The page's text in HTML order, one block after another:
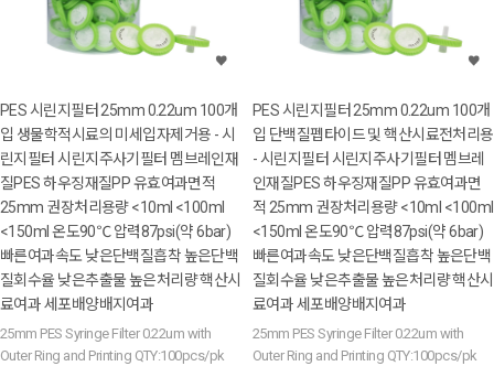
PES 시린지필터 25mm 0.22um 100개
입 생물학적시료의 미세입자제거용 - 시
린지필터 시린지주사기필터 멤브레인재
질PES 하우징재질PP 유효여과면적
25mm 권장처리용량 <10ml <100ml
<150ml 온도90℃ 압력87psi(약 6bar)
빠른여과속도 낮은단백질흡착 높은단백
질회수율 낮은추출물 높은처리량 핵산시
료여과 세포배양배지여과
25mm PES Syringe Filter 0.22um with
Outer Ring and Printing QTY:100pcs/pk
PES 시린지필터 25mm 0.22um 100개
입 단백질펩타이드 및 핵산시료전처리용
- 시린지필터 시린지주사기필터 멤브레
인재질PES 하우징재질PP 유효여과면
적 25mm 권장처리용량 <10ml <100ml
<150ml 온도90℃ 압력87psi(약 6bar)
빠른여과속도 낮은단백질흡착 높은단백
질회수율 낮은추출물 높은처리량 핵산시
료여과 세포배양배지여과
25mm PES Syringe Filter 0.22um with
Outer Ring and Printing QTY:100pcs/pk